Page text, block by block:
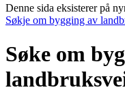
Denne sida eksisterer på
Søkje om bygging av
Søke om